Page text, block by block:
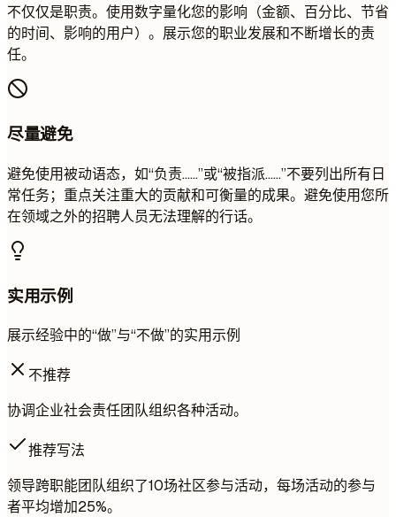
不仅仅是职责。使用数字量化您的影响（金额、百分比、节省
的时间、影响的用户）。展示您的职业发展和不断增长的责
任。
尽量避免
避免使用被动语态，如“负责……”或“被指派……”不要列出所有日
常任务；重点关注重大的贡献和可衡量的成果。避免使用您所
在领域之外的招聘人员无法理解的行话。
实用示例
展示经验中的“做”与“不做”的实用示例
不推荐
协调企业社会责任团队组织各种活动。
推荐写法
领导跨职能团队组织了10场社区参与活动，每场活动的参与
者平均增加25%。